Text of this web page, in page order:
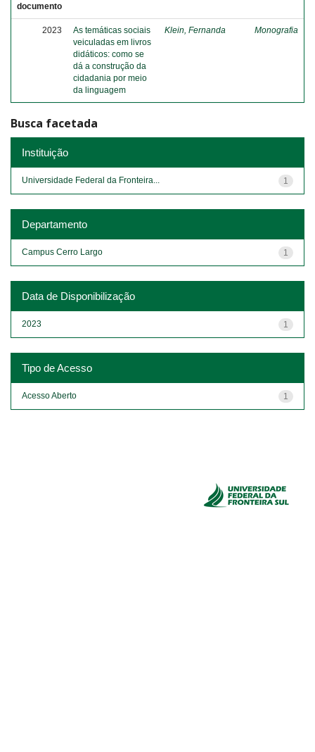
documento
2023
As temáticas sociais
veiculadas em livros
didáticos: como se
dá a construção da
cidadania por meio
da linguagem
Klein, Fernanda Monografia
Busca facetada
Instituição
1
Universidade Federal da Fronteira...
Departamento
1
Campus Cerro Largo
Data de Disponibilização
1
2023
Tipo de Acesso
1
Acesso Aberto